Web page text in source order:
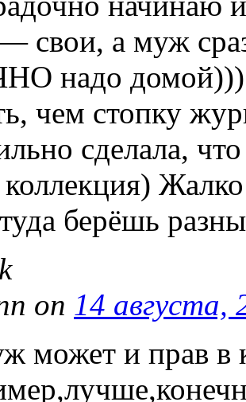
свои, а муж
надо домой)))
чем стопку
сделала,
коллекция)
берёшь
on 14 августа,
может и прав в